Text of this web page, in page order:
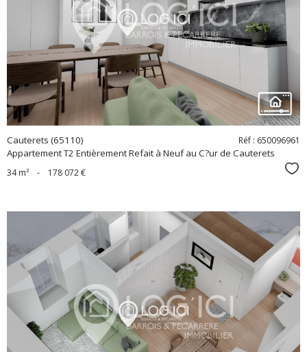
voir le
bien
Cauterets (65110)
Appartement T2 Entièrement Refait à Neuf au C?ur de Cauterets
Réf : 650096961
34 m² - 178 072 €
voir le
bien